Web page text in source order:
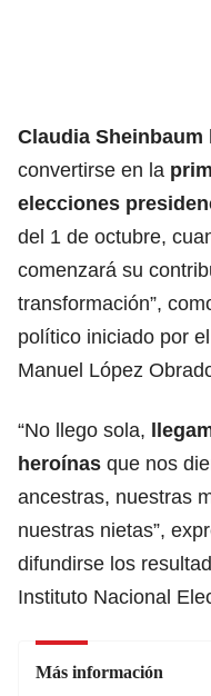
Claudia Sheinbaum
convertirse en la
elecciones
del 1 de octubre,
comenzará su
transformación”,
político iniciado por
Manuel López
“No llego sola,
heroínas que nos
ancestras, nuestras
nuestras nietas”,
difundirse los
Instituto Nacional
Más información